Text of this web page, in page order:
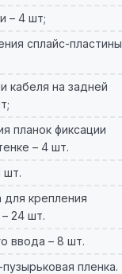
– 4 шт;
сплайс-пластины
кабеля на задней
планок фиксации
– 4 шт.
шт.
для крепления
24 шт.
ввода – 8 шт.
пленка.